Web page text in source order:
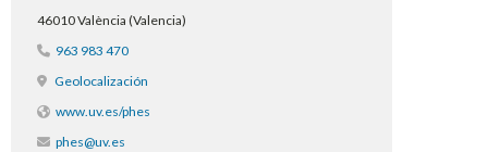
46010 València (Valencia)
963 983 470
Geolocalización
www.uv.es/phes
phes@uv.es